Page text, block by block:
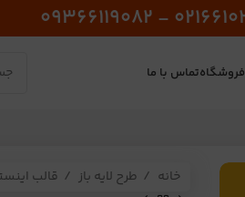
فروشگاهتماس با ما
خانه طرح لایه باز قالب